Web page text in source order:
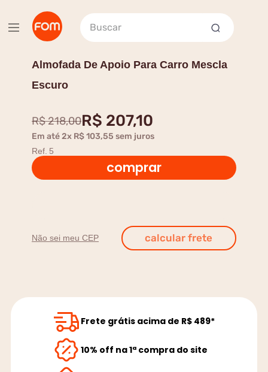
Buscar
Almofada De Apoio Para Carro Mescla
Escuro
R$218,00R$ 207,10
Em até2x R$103,55 sem juros
Ref. 5
comprar
Não sei meu CEP
Frete grátis acima de R$ 489*
10% off na 1ª compra do site